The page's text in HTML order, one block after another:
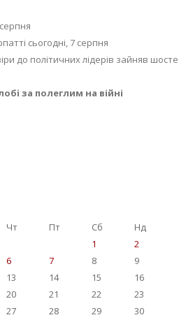
сьогодні, 7 серпня
до політичних лідерів зайняв шосте
за полеглим на війні
Чт Пт Сб
Нд
1
2
6 7 8
9
13 14 15
16
20 21 22
23
27 28 29
30